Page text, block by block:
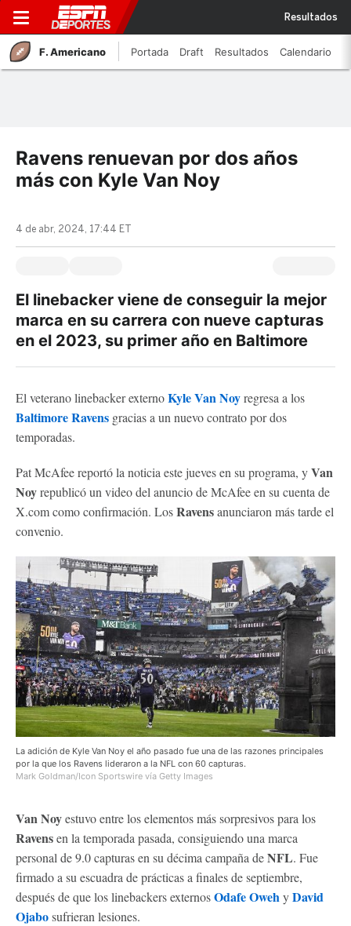
Resultados
F. Americano Portada Draft Resultados Calendario
Ravens renuevan por dos años
más con Kyle Van Noy
4 de abr, 2024, 17:44 ET
El linebacker viene de conseguir la mejor
marca en su carrera con nueve capturas
en el 2023, su primer año en Baltimore
El veterano linebacker externoKyle Van Noyregresa a los
Baltimore Ravens gracias a un nuevo contrato por dos
temporadas.
Pat McAfee reportó la noticia este jueves en su programa, yVan
Noyrepublicó un video del anuncio de McAfee en su cuenta de
X.com como confirmación. LosRavensanunciaron más tarde el
convenio.
La adición de Kyle Van Noy el año pasado fue una de las razones principales
por la que los Ravens lideraron a la NFL con 60 capturas.
Mark Goldman/Icon Sportswire vía Getty Images
Van Noyestuvo entre los elementos más sorpresivos para los
Ravensen la temporada pasada, consiguiendo una marca
personal de 9.0 capturas en su décima campaña deNFL. Fue
firmado a su escuadra de prácticas a finales de septiembre,
después de que los linebackers externosOdafe OwehyDavid
Ojabosufrieran lesiones.